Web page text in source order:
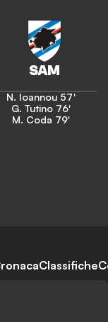
N. Ioannou 57'
G. Tutino 76'
M. Coda 79'
Classifiche